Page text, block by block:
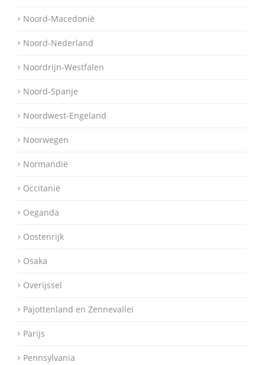
Noord-Macedonië
Noord-Nederland
Noordrijn-Westfalen
Noord-Spanje
Noordwest-Engeland
Noorwegen
Normandië
Occitanië
Oeganda
Oostenrijk
Osaka
Overijssel
Pajottenland en Zennevallei
Parijs
Pennsylvania